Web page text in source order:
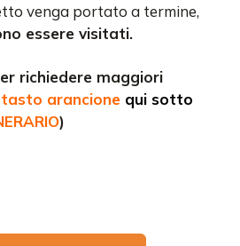
venga portato a termine,
essere visitati.
richiedere maggiori
tasto arancione qui sotto
)